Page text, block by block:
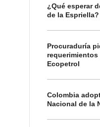
¿Qué esperar
de la Espriella?
Procuraduría
Ecopetrol
Colombia
Nacional de la